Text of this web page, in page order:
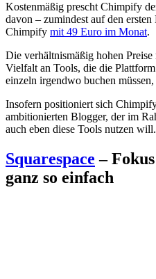
Kostenmäßig prescht Chimpify
davon – zumindest auf den
Chimpify mit 49 Euro im Monat.
Die verhältnismäßig hohen
Vielfalt an Tools, die die
einzeln irgendwo buchen müssen,
Insofern positioniert sich
ambitionierten Blogger, der im
auch eben diese Tools nutzen will.
Squarespace –
ganz so einfach